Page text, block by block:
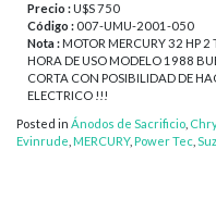
Precio :U$S 750
Código : 007-UMU-2001-050
Nota :MOTOR MERCURY 32 HP 2
HORA DE USO MODELO 1988
CORTA CON POSIBILIDAD DE
ELECTRICO !!!
Posted in Ánodos de Sacrificio
Evinrude MERCURY, Power Tec